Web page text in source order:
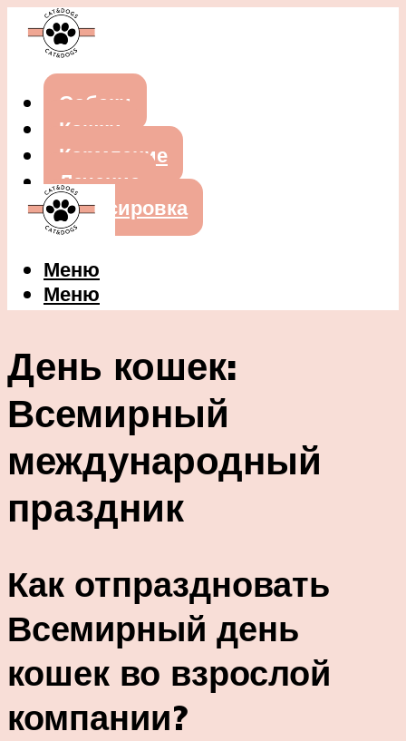
Собаки
Кошки
Кормление
Лечение
Дрессировка
Меню
Меню
День кошек:
Всемирный
международный
праздник
Как отпраздновать
Всемирный день
кошек во взрослой
компании?